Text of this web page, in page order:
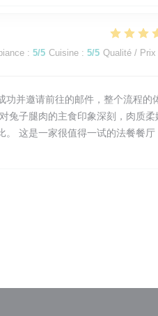
: 5/5 Cuisine : 5/5 Qualité / Prix
功并邀请前往的邮件，整个流程的
兔子腿肉的主食印象深刻，肉质柔
。 这是一家很值得一试的法餐餐厅